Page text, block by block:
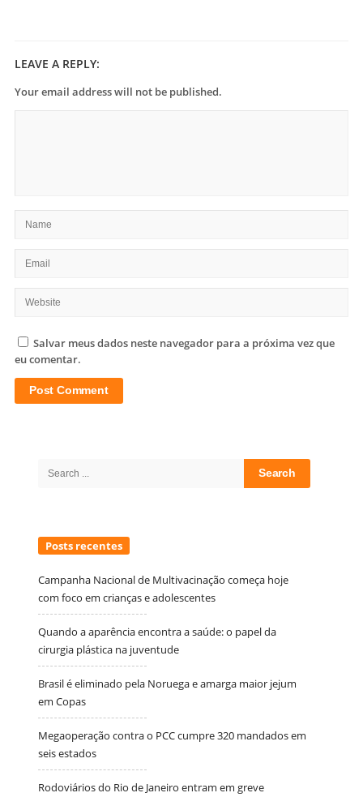
LEAVE A REPLY:
Your email address will not be published.
Salvar meus dados neste navegador para a próxima vez que
eu comentar.
Search
Posts recentes
Campanha Nacional de Multivacinação começa hoje
com foco em crianças e adolescentes
Quando a aparência encontra a saúde: o papel da
cirurgia plástica na juventude
Brasil é eliminado pela Noruega e amarga maior jejum
em Copas
Megaoperação contra o PCC cumpre 320 mandados em
seis estados
Rodoviários do Rio de Janeiro entram em greve